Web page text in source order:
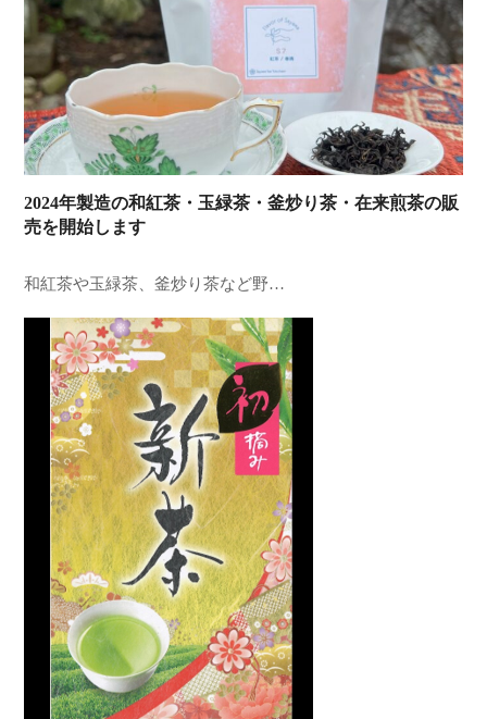
2024年製造の和紅茶・玉緑茶・釜炒り茶・在来煎茶の販
売を開始します
和紅茶や玉緑茶、釜炒り茶など野…